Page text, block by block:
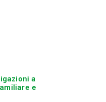
a
e